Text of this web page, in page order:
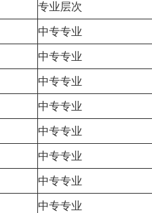
专业层次
中专专业
中专专业
中专专业
中专专业
中专专业
中专专业
中专专业
中专专业